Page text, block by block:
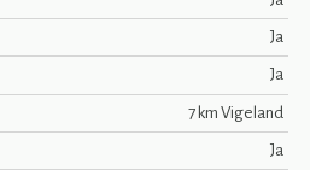
Ja
Ja
7 km Vigeland
Ja